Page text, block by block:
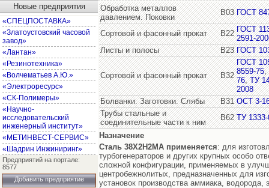
Новые предприятия
«СПЕЦПОСТАВКА»
«Златоустовский часовой
завод»
«Лантан»
«Резинотехника»
«Волчематьев А.Ю.»
«Электроресурс»
«СК-Полимеры»
«Научно-
исследовательский
инженерный институт»
«МЕТИНВЕСТ-СЕРВИС»
«Шадрин Инжиниринг»
Предприятий на портале:
8577
Добавить предприятие
Обработка металлов
давлением. Поковки
В03 ГОСТ
Сортовой и фасонный прокат В22 ГОСТ
2591-
Листы и полосы
В23 ГОСТ
Сортовой и фасонный прокат В32
ГОСТ
8559-75,
76,ТУ
2008
Болванки. Заготовки. Слябы
В31 ОСТ 3-
Трубы стальные и
соединительные части к ним
В62 ТУ 1333-
Назначение
Сталь 38Х2Н2МА применяется: для
турбогенераторов и других крупных особо
сложной конфигурации, применяемых в
центробежнолитых, предназначенных для
установок производства аммиака,